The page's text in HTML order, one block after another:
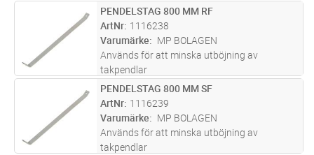
ST Lägg i kundvagn
PENDELSTAG 800 MM RF
ArtNr 1116238
Varumärke
MP BOLAGEN
Används för att minska utböjning av
takpendlar
ST Lägg i kundvagn
PENDELSTAG 800 MM SF
ArtNr 1116239
Varumärke
MP BOLAGEN
Används för att minska utböjning av
takpendlar